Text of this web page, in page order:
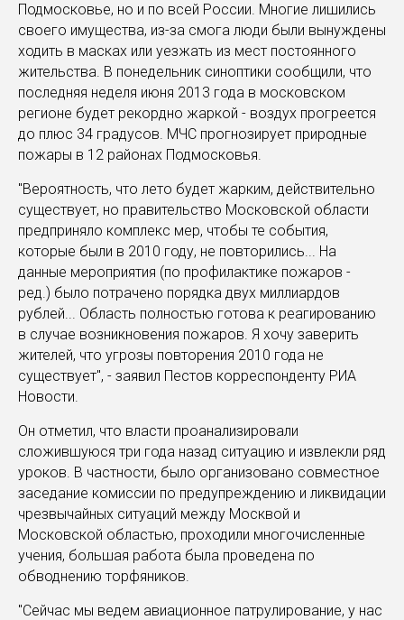
Подмосковье, но и по всей России. Многие лишились
своего имущества, из-за смога люди были вынуждены
ходить в масках или уезжать из мест постоянного
жительства. В понедельник синоптики сообщили, что
последняя неделя июня 2013 года в московском
регионе будет рекордно жаркой - воздух прогреется
до плюс 34 градусов. МЧС прогнозирует природные
пожары в 12 районах Подмосковья.
"Вероятность, что лето будет жарким, действительно
существует, но правительство Московской области
предприняло комплекс мер, чтобы те события,
которые были в 2010 году, не повторились... На
данные мероприятия (по профилактике пожаров -
ред.) было потрачено порядка двух миллиардов
рублей... Область полностью готова к реагированию
в случае возникновения пожаров. Я хочу заверить
жителей, что угрозы повторения 2010 года не
существует", - заявил Пестов корреспонденту РИА
Новости.
Он отметил, что власти проанализировали
сложившуюся три года назад ситуацию и извлекли ряд
уроков. В частности, было организовано совместное
заседание комиссии по предупреждению и ликвидации
чрезвычайных ситуаций между Москвой и
Московской областью, проходили многочисленные
учения, большая работа была проведена по
обводнению торфяников.
"Сейчас мы ведем авиационное патрулирование, у нас